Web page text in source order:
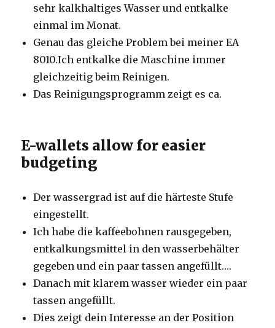
sehr kalkhaltiges Wasser und entkalke
einmal im Monat.
Genau das gleiche Problem bei meiner EA
8010.Ich entkalke die Maschine immer
gleichzeitig beim Reinigen.
Das Reinigungsprogramm zeigt es ca.
E-wallets allow for easier
budgeting
Der wassergrad ist auf die härteste Stufe
eingestellt.
Ich habe die kaffeebohnen rausgegeben,
entkalkungsmittel in den wasserbehälter
gegeben und ein paar tassen angefüllt….
Danach mit klarem wasser wieder ein paar
tassen angefüllt.
Dies zeigt dein Interesse an der Position